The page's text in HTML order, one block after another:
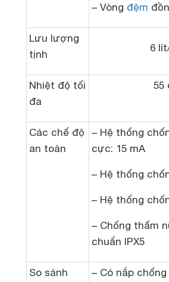
– Vòng đệm
Lưu lượng
tịnh
6
Nhiệt độ tối
đa
55
Các chế độ
an toàn
– Hệ thống
cực: 15 mA
– Hệ thống
– Hệ thống
– Chống thấm
chuẩn IPX5
So sánh
– Có nắp